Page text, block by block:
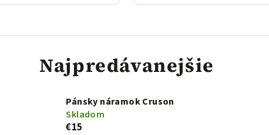
Najpredávanejšie
Pánsky náramok Cruson
Skladom
€15